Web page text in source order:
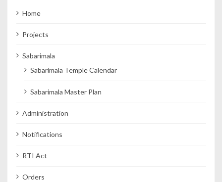
Home
Projects
Sabarimala
Sabarimala Temple Calendar
Sabarimala Master Plan
Administration
Notifications
RTI Act
Orders